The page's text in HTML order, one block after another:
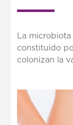
La microbiota
constituido
colonizan la